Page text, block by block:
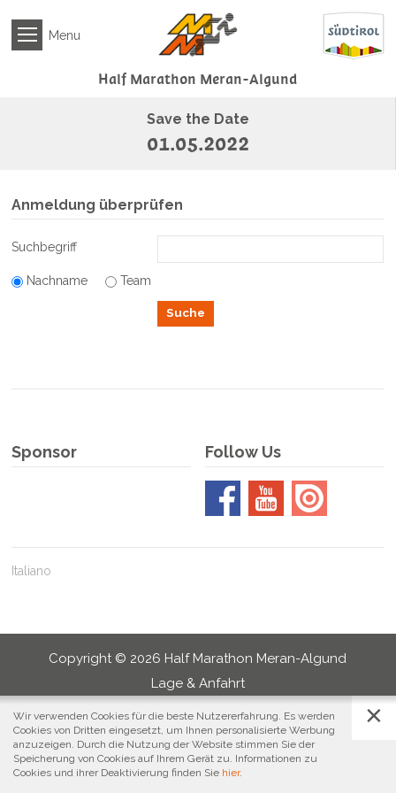
VERANSTALTUNG
Anmeldung
überprüfen
&
HOTELS
Menu
Half Marathon Meran-Algund
Save the Date
01.05.2022
Anmeldung überprüfen
Suchbegriff
Nachname Team
Suche
Sponsor Follow Us
Italiano
Copyright © 2026 Half Marathon Meran-Algund
Lage & Anfahrt
Datenschutz
Cookies
Impressum & Kontakt
Wir verwenden Cookies für die beste Nutzererfahrung. Es werden
Cookies von Dritten eingesetzt, um Ihnen personalisierte Werbung
anzuzeigen. Durch die Nutzung der Website stimmen Sie der
Speicherung von Cookies auf Ihrem Gerät zu. Informationen zu
Cookies und ihrer Deaktivierung finden Sie hier.